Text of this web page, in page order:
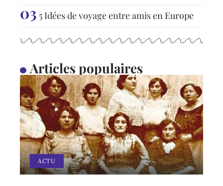
5 Idées de voyage entre amis en Europe
Articles populaires
ACTU
Quelle est l’origine du mot